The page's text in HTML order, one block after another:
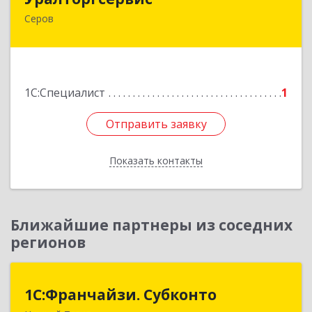
Серов
1С:Специалист 1
Отправить заявку
Показать контакты
624980, Свердловская обл, Серов г, Кирова ул,
Отправить заявку
Назад
Ближайшие партнеры из соседних
регионов
1С:Франчайзи. Субконто
1С:Франчайзи. Субконто